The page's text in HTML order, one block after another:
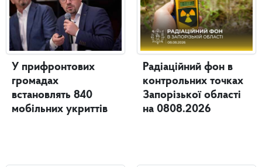
У прифронтових
громадах
встановлять 840
мобільних укриттів
Радіаційний фон в
контрольних точках
Запорізької області
на 0808.2026